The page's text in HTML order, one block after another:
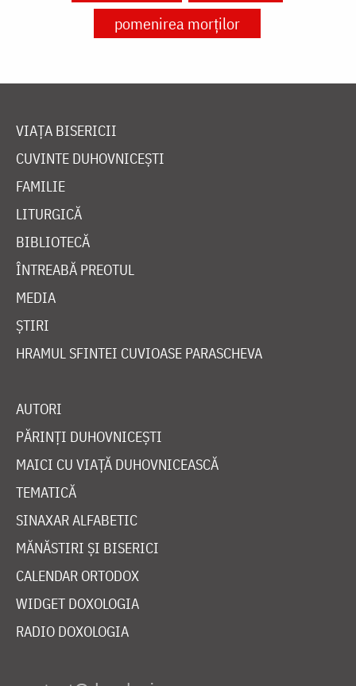
pomenirea morților
VIAȚA BISERICII
CUVINTE DUHOVNICEȘTI
FAMILIE
LITURGICĂ
BIBLIOTECĂ
ÎNTREABĂ PREOTUL
MEDIA
ȘTIRI
HRAMUL SFINTEI CUVIOASE PARASCHEVA
AUTORI
PĂRINȚI DUHOVNICEȘTI
MAICI CU VIAȚĂ DUHOVNICEASCĂ
TEMATICĂ
SINAXAR ALFABETIC
MĂNĂSTIRI ȘI BISERICI
CALENDAR ORTODOX
WIDGET DOXOLOGIA
RADIO DOXOLOGIA